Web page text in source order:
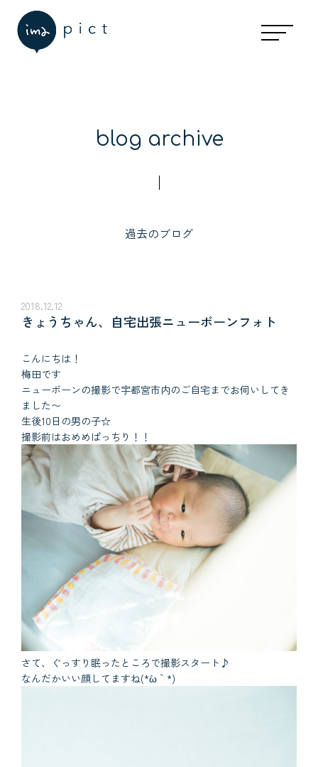
blog archive
過去のブログ
2018.12.12
きょうちゃん、自宅出張ニューボーンフォト
こんにちは！
梅田です
ニューボーンの撮影で宇都宮市内のご自宅までお伺いしてき
ました〜
生後10日の男の子☆
撮影前はおめめぱっちり！！
さて、ぐっすり眠ったところで撮影スタート♪
なんだかいい顔してますね(*´ω｀*)